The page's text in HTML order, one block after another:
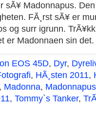
sÃ¥ Madonnapus.
FÃ¸rst sÃ¥ er
og surr igrunn.
er Madonnaen sin det.
EOS 45D, Dyr,
, HÃ¸sten 2011,
Madonna, Madonnapus
, Tommy`s Tanker,